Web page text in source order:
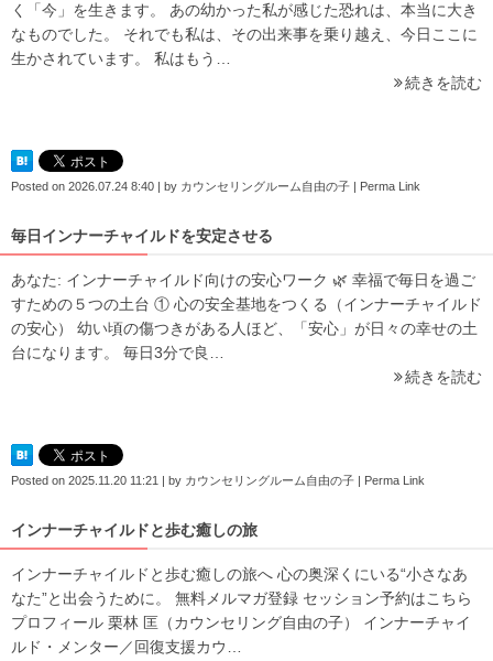
く「今」を生きます。 あの幼かった私が感じた恐れは、本当に大き
なものでした。 それでも私は、その出来事を乗り越え、今日ここに
生かされています。 私はもう…
続きを読む
Posted on 2026.07.24 8:40 | by カウンセリングルーム自由の子 | Perma Link
毎日インナーチャイルドを安定させる
あなた: インナーチャイルド向けの安心ワーク 🌿 幸福で毎日を過ご
すための５つの土台 ① 心の安全基地をつくる（インナーチャイルド
の安心） 幼い頃の傷つきがある人ほど、「安心」が日々の幸せの土
台になります。 毎日3分で良…
続きを読む
Posted on 2025.11.20 11:21 by カウンセリングルーム自由の子 Perma Link
インナーチャイルドと歩む癒しの旅
インナーチャイルドと歩む癒しの旅へ 心の奥深くにいる“小さなあ
なた”と出会うために。 無料メルマガ登録 セッション予約はこちら
プロフィール 栗林 匡（カウンセリング自由の子） インナーチャイ
ルド・メンター／回復支援カウ…